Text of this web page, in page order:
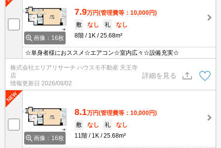
画像：16枚
7.9万円(管理費等：10,000円)
敷
なし 礼
なし
8階
1K 25.68m²
☆単身者様におススメ☆エアコン☆室内広々☆設備充実☆
株式会社エリアリサーチ ハウスモ不動産 天王寺
店
情報更新日 2026/08/02
詳細を見る
画像：16枚
8.1万円(管理費等：10,000円)
敷
なし 礼
なし
11階
1K 25.68m²